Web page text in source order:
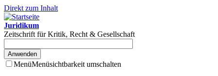
Direkt zum Inhalt
Juridikum
Zeitschrift für Kritik, Recht & Gesellschaft
MenüMenüsichtbarkeit umschalten